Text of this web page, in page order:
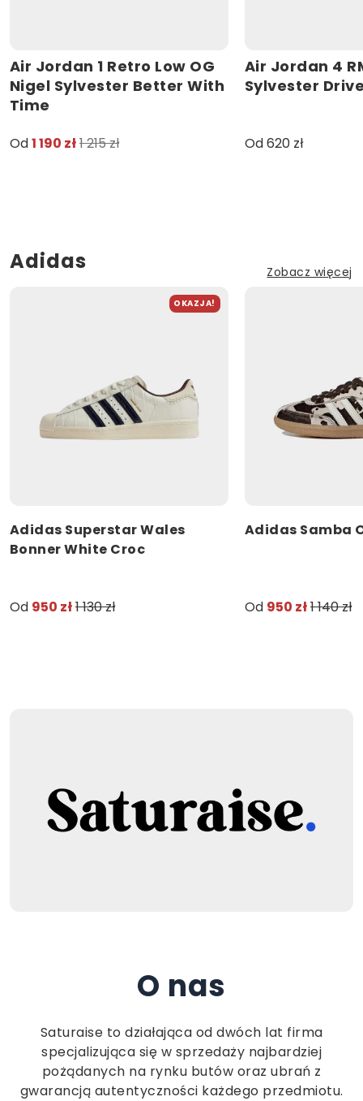
Air Jordan 1 Retro Low OG
Nigel Sylvester Better With
Time
Od1 190 zł1 215 zł
Air Jordan 4
Sylvester
Od 620 zł
Adidas Zobacz więcej
OKAZJA!
Adidas Superstar Wales
Bonner White Croc
Od 950 zł1 130 zł
Adidas Samba
Od 950 zł1 140 zł
O nas
Saturaise to działająca od dwóch lat firma
specjalizująca się w sprzedaży najbardziej
pożądanych na rynku butów oraz ubrań z
gwarancją autentyczności każdego przedmiotu.